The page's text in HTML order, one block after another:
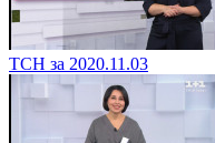
ТСН за 2020.11.03